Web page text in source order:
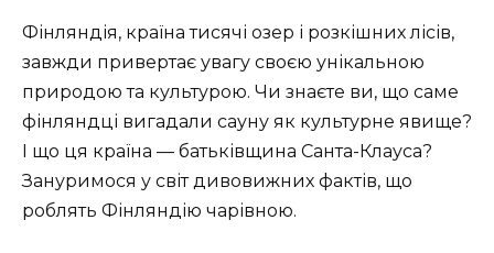
Фінляндія, країна тисячі озер і розкішних лісів,
завжди привертає увагу своєю унікальною
природою та культурою. Чи знаєте ви, що саме
фінляндці вигадали сауну як культурне явище?
І що ця країна — батьківщина Санта-Клауса?
Зануримося у світ дивовижних фактів, що
роблять Фінляндію чарівною.